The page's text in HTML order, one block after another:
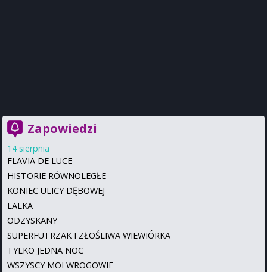
Zapowiedzi
14 sierpnia
FLAVIA DE LUCE
HISTORIE RÓWNOLEGŁE
KONIEC ULICY DĘBOWEJ
LALKA
ODZYSKANY
SUPERFUTRZAK I ZŁOŚLIWA WIEWIÓRKA
TYLKO JEDNA NOC
WSZYSCY MOI WROGOWIE